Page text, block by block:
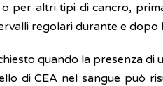
o per altri tipi di cancro,
regolari durante e dopo
quando la presenza
di CEA nel sangue può